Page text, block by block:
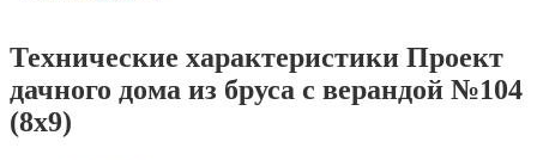
Технические характеристики Проект
дачного дома из бруса с верандой №104
(8х9)